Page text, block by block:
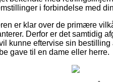
i forbindelse med
er klar over de primære
Derfor er det samtidig
kunne eftervise sin
gave til en dame eller herre.